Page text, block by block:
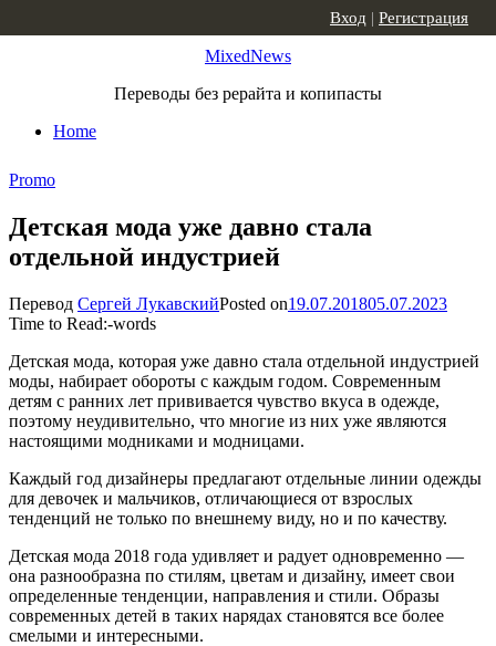
MixedNews
Переводы без рерайта и копипасты
Home
Вход | Регистрация
Promo
Детская мода уже давно стала
отдельной индустрией
Перевод Сергей ЛукавскийPosted on19.07.201805.07.2023
Time to Read:-words
Детская мода, которая уже давно стала отдельной индустрией
моды, набирает обороты с каждым годом. Современным
детям с ранних лет прививается чувство вкуса в одежде,
поэтому неудивительно, что многие из них уже являются
настоящими модниками и модницами.
Каждый год дизайнеры предлагают отдельные линии одежды
для девочек и мальчиков, отличающиеся от взрослых
тенденций не только по внешнему виду, но и по качеству.
Детская мода 2018 года удивляет и радует одновременно —
она ​​разнообразна по стилям, цветам и дизайну, имеет свои
определенные тенденции, направления и стили. Образы
современных детей в таких нарядах становятся все более
смелыми и интересными.